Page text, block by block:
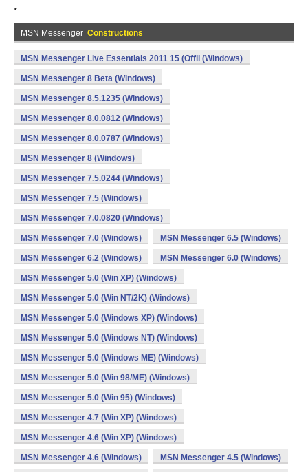
*
MSN Messenger Constructions
MSN Messenger Live Essentials 2011 15 (Offli (Windows)
MSN Messenger 8 Beta (Windows)
MSN Messenger 8.5.1235 (Windows)
MSN Messenger 8.0.0812 (Windows)
MSN Messenger 8.0.0787 (Windows)
MSN Messenger 8 (Windows)
MSN Messenger 7.5.0244 (Windows)
MSN Messenger 7.5 (Windows)
MSN Messenger 7.0.0820 (Windows)
MSN Messenger 7.0 (Windows) MSN Messenger 6.5 (Windows)
MSN Messenger 6.2 (Windows) MSN Messenger 6.0 (Windows)
MSN Messenger 5.0 (Win XP) (Windows)
MSN Messenger 5.0 (Win NT/2K) (Windows)
MSN Messenger 5.0 (Windows XP) (Windows)
MSN Messenger 5.0 (Windows NT) (Windows)
MSN Messenger 5.0 (Windows ME) (Windows)
MSN Messenger 5.0 (Win 98/ME) (Windows)
MSN Messenger 5.0 (Win 95) (Windows)
MSN Messenger 4.7 (Win XP) (Windows)
MSN Messenger 4.6 (Win XP) (Windows)
MSN Messenger 4.6 (Windows) MSN Messenger 4.5 (Windows)